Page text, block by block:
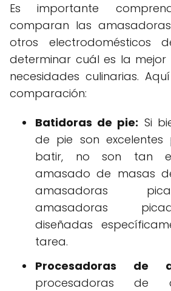
Es importante
comparan las
otros electrodomésticos
determinar cuál es la
necesidades culinarias.
comparación:
Batidoras de pie: Si
de pie son
batir, no son tan
amasado de masas
amasadoras
amasadoras
diseñadas
tarea.
Procesadoras de
procesadoras de